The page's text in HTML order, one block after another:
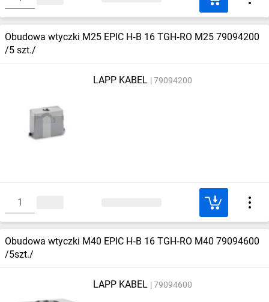
Obudowa wtyczki M25 EPIC H‑B 16 TGH‑RO M25 79094200
/5 szt./
LAPP KABEL 79094200
Obudowa wtyczki M40 EPIC H‑B 16 TGH‑RO M40 79094600
/5szt./
LAPP KABEL 79094600